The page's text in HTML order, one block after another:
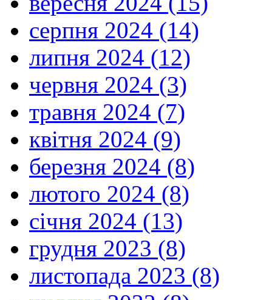
серпня 2024 (14)
липня 2024 (12)
червня 2024 (3)
травня 2024 (7)
квітня 2024 (9)
березня 2024 (8)
лютого 2024 (8)
січня 2024 (13)
грудня 2023 (8)
листопада 2023 (8)